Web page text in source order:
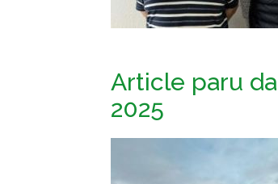
Article paru
2025